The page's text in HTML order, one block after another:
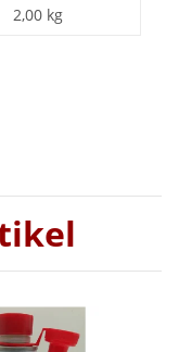
2,00 kg